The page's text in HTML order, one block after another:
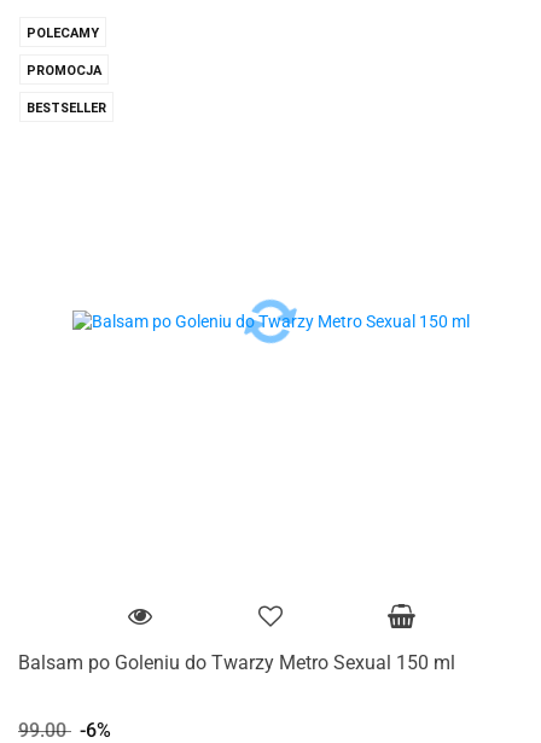
POLECAMY
PROMOCJA
BESTSELLER
Balsam po Goleniu do Twarzy Metro Sexual 150 ml
99.00 -6%